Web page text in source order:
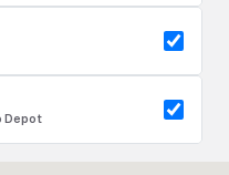
Depot